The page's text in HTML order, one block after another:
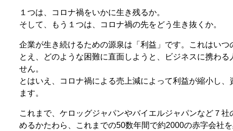
１つは、コロナ禍をいかに生き残るか。
そして、もう１つは、コロナ禍の先をどう生き抜くか。
企業が生き続けるための源泉は「利益」です。これはい
とえ、どのような困難に直面しようと、ビジネスに携わ
せん。
とはいえ、コロナ禍による売上減によって利益が縮小し
ます。
これまで、ケロッグジャパンやバイエルジャパンなど７
めるかたわら、これまでの50数年間で約2000の赤字会社